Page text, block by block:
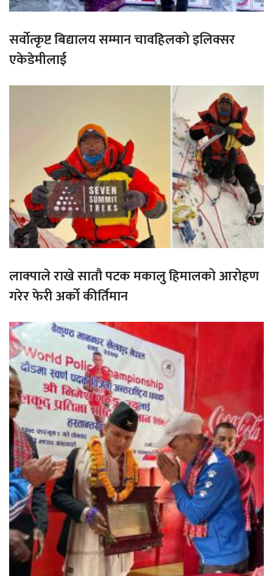
सर्वोत्कृष्ट बिद्यालय सम्मान चावहिलको इलिक्सर
एकेडेमीलाई
लाक्पाले राखे सातौ पटक मकालु हिमालको आरोहण
गरेर फेरी अर्को कीर्तिमान